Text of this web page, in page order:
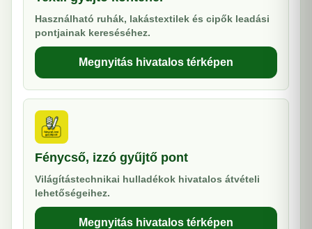
Használható ruhák, lakástextilek és cipők leadási
pontjainak kereséséhez.
Megnyitás hivatalos térképen
Fénycső, izzó gyűjtő pont
Világítástechnikai hulladékok hivatalos átvételi
lehetőségeihez.
Megnyitás hivatalos térképen